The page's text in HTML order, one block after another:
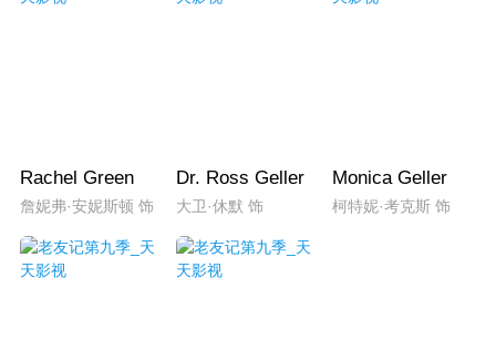
Rachel Green
詹妮弗·安妮斯顿 饰
Dr. Ross Geller
大卫·休默 饰
Monica Geller
柯特妮·考克斯 饰